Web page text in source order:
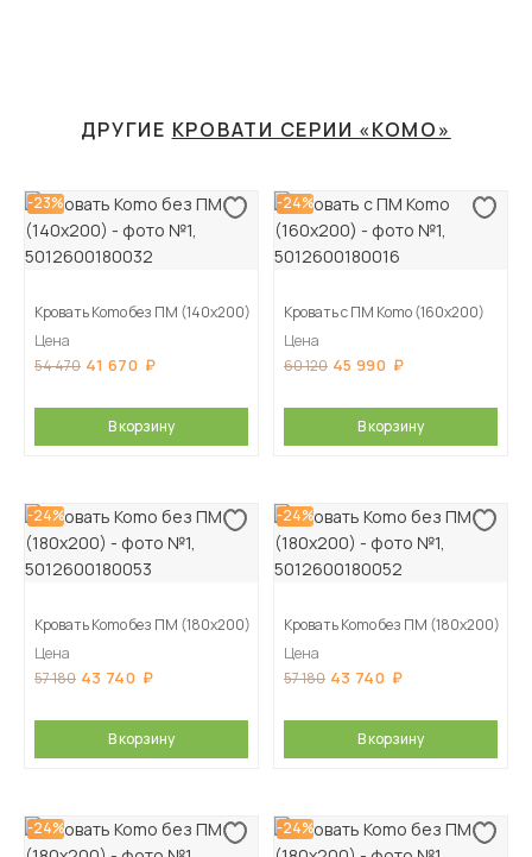
ДРУГИЕ КРОВАТИ СЕРИИ «KOMO»
-23%
Кровать Komo без ПМ (140х200)
Цена
54 470 41 670
В корзину
-24%
Кровать с ПМ Komo (160х200)
Цена
60 120 45 990
В корзину
-24%
Кровать Komo без ПМ (180х200)
Цена
57 180 43 740
В корзину
-24%
Кровать Komo без ПМ (180х200)
Цена
57 180 43 740
В корзину
-24% -24%